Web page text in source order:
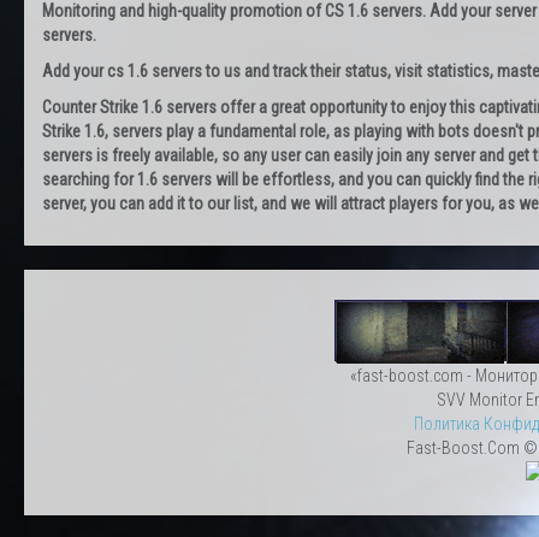
Monitoring and high-quality promotion of CS 1.6 servers. Add your
servers.
Add your cs 1.6 servers to us and track their status, visit statistics,
Counter Strike 1.6 servers offer a great opportunity to enjoy this
Strike 1.6, servers play a fundamental role, as playing with bots
servers is freely available, so any user can easily join any server and
searching for 1.6 servers will be effortless, and you can quickly find
server, you can add it to our list, and we will attract players for you, as
«fast-boost.com -
SVV Monitor
Политика
Fast-Boost.Com